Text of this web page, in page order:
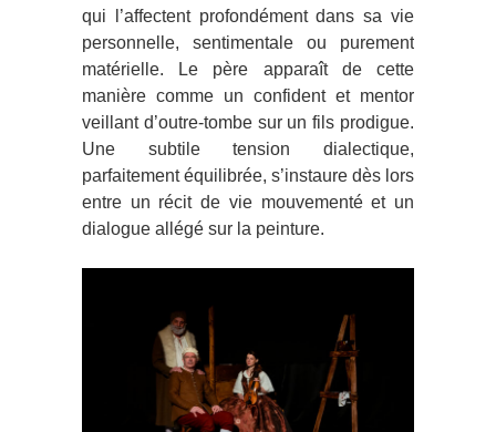
qui l’affectent profondément dans sa vie
personnelle, sentimentale ou purement
matérielle. Le père apparaît de cette
manière comme un confident et mentor
veillant d’outre-tombe sur un fils prodigue.
Une subtile tension dialectique,
parfaitement équilibrée, s’instaure dès lors
entre un récit de vie mouvementé et un
dialogue allégé sur la peinture.